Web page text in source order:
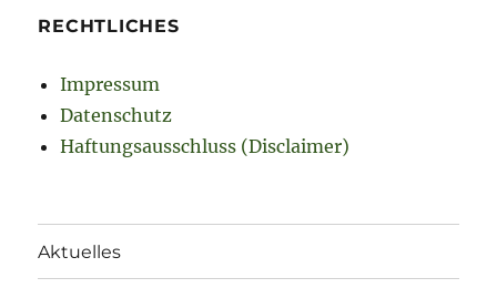
RECHTLICHES
Impressum
Datenschutz
Haftungsausschluss (Disclaimer)
Aktuelles